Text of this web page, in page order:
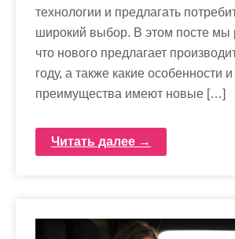
технологии и предлагать
широкий выбор. В этом посте мы
что нового предлагает
году, а также какие особенности и
преимущества имеют новые […]
Читать далее →